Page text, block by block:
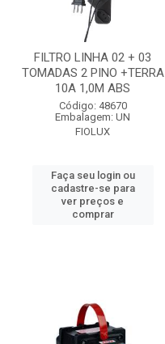
FILTRO LINHA 02 + 03
TOMADAS 2 PINO +TERRA
10A 1,0M ABS
Código: 48670
Embalagem: UN
FIOLUX
Faça seu login ou
cadastre-se para
ver preços e
comprar